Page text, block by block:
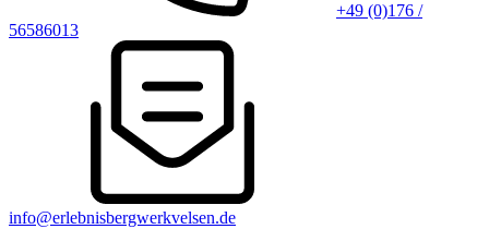
+49 (0)176 /
56586013
info@erlebnisbergwerkvelsen.de